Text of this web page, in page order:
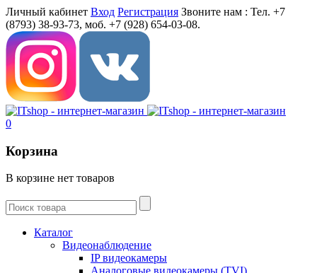
Личный кабинет Вход Регистрация Звоните нам : Тел. +7
(8793) 38-93-73, моб. +7 (928) 654-03-08.
0
Корзина
В корзине нет товаров
Каталог
Видеонаблюдение
IP видеокамеры